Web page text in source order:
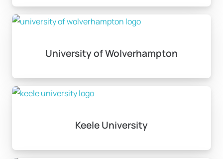
University of Wolverhampton
Keele University